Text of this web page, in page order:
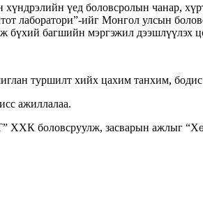
үед боловсролын чанар,
лаборатори”-ийг Монгол улсын
бүхий багшийн мэргэжил дээшлүүлэх
туршилт хийх цахим танхим, бодис
ажиллалаа.
ХХК боловсруулж, засварын ажлыг